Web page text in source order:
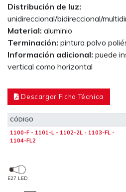
Distribución de luz:
unidireccional/bidireccional/
Material: aluminio
Terminación: pintura polvo
Información adicional: puede
vertical como horizontal
Descargar Ficha Técnica
CÓDIGO
1100-F - 1101-L - 1102-2L - 1103-FL -
1104-FL2
E27 LED